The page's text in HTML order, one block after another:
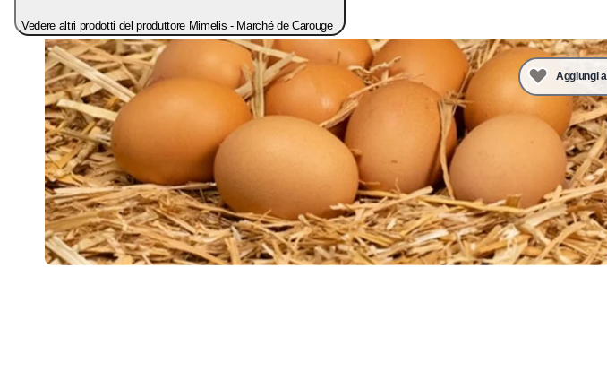
Vedere altri prodotti del produttore Mimelis - Marché de Carouge
Aggiungi